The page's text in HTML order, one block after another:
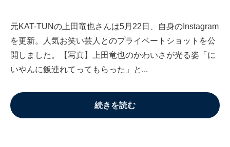
元KAT-TUNの上田竜也さんは5月22日、自身のInstagram
を更新。人気お笑い芸人とのプライベートショットを公
開しました。【写真】上田竜也のかわいさが光る姿「に
いやんに飯連れてってもらった」と...
続きを読む